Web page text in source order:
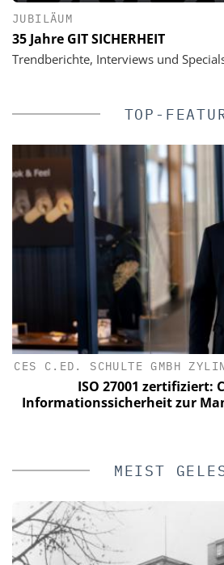
JUBILÄUM
35 Jahre GIT SICHERHEIT
Trendberichte, Interviews und
TOP-
CES C.ED. SCHULTE GMBH
ISO 27001 zertifiziert:
Informationssicherheit zur
MEIST